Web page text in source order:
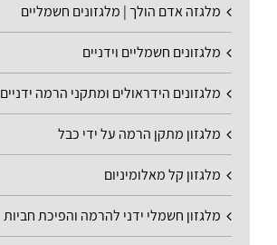
מלגזה אדם הולך | מלגזונים חשמליים
מלגזונים חשמליים וידניים
מלגזונים הידראולים ומתקני הרמה ידניים
מלגזון מתקן הרמה על ידי כבל
מלגזון קל מאלומיניום
מלגזון חשמלי ידני להרמה והפיכת חביות